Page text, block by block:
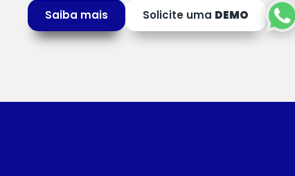
Saiba mais Solicite uma DEMO